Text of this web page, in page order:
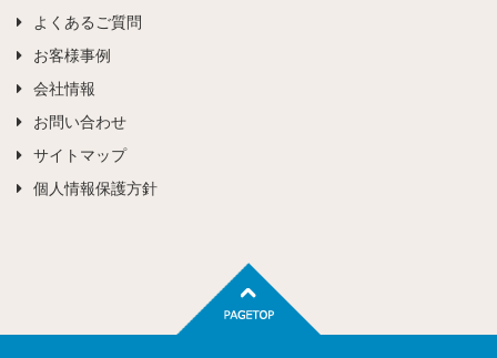
よくあるご質問
お客様事例
会社情報
お問い合わせ
サイトマップ
個人情報保護方針